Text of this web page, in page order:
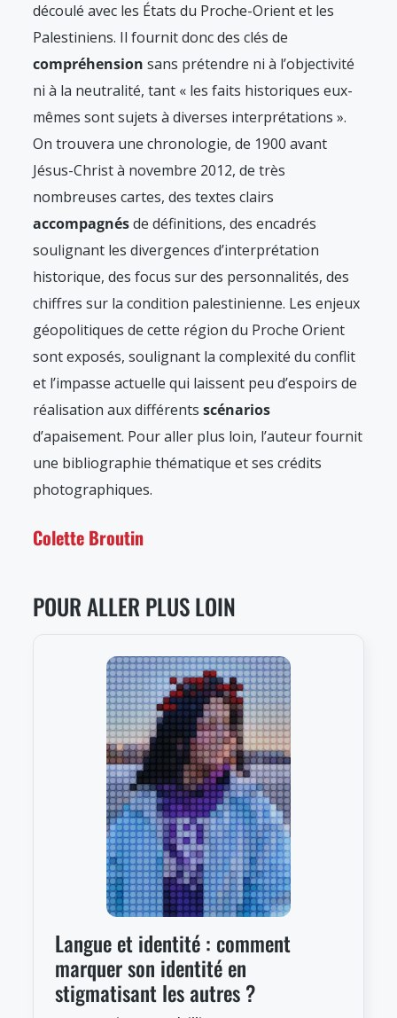
découlé avec les États du Proche-Orient et les
Palestiniens. Il fournit donc des clés de
compréhension sans prétendre ni à l’objectivité
ni à la neutralité, tant « les faits historiques eux-
mêmes sont sujets à diverses interprétations ».
On trouvera une chronologie, de 1900 avant
Jésus-Christ à novembre 2012, de très
nombreuses cartes, des textes clairs
accompagnésde définitions, des encadrés
soulignant les divergences d’interprétation
historique, des focus sur des personnalités, des
chiffres sur la condition palestinienne. Les enjeux
géopolitiques de cette région du Proche Orient
sont exposés, soulignant la complexité du conflit
et l’impasse actuelle qui laissent peu d’espoirs de
réalisation aux différents scénarios
d’apaisement. Pour aller plus loin, l’auteur fournit
une bibliographie thématique et ses crédits
photographiques.
Colette Broutin
POUR ALLER PLUS LOIN
Langue et identité : comment
marquer son identité en
stigmatisant les autres ?